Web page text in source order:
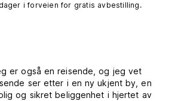
i forveien for gratis avbestilling.
er også en reisende, og jeg vet
ser etter i en ny ukjent by, en
og sikret beliggenhet i hjertet av